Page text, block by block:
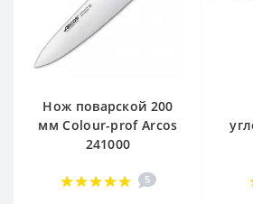
Нож поварской 200
мм Сolour-prof Arcos
241000
5